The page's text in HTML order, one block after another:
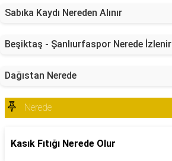
Sabıka Kaydı Nereden Alınır
Beşiktaş - Şanlıurfaspor Nerede İzlenir
Dağıstan Nerede
Nerede
Kasık Fıtığı Nerede Olur